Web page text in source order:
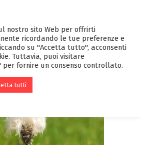
nostro sito Web per offrirti
ricordando le tue preferenze e
su "Accetta tutto", acconsenti
Tuttavia, puoi visitare
per fornire un consenso controllato.
tutti